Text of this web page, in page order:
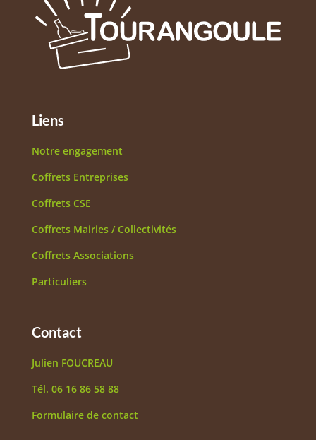
Liens
Notre engagement
Coffrets Entreprises
Coffrets CSE
Coffrets Mairies / Collectivités
Coffrets Associations
Particuliers
Contact
Julien FOUCREAU
Tél. 06 16 86 58 88
Formulaire de contact